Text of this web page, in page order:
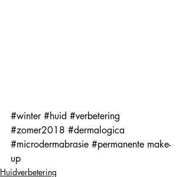
#winter #huid #verbetering
#zomer2018 #dermalogica
#microdermabrasie #permanente make-
up
Huidverbetering